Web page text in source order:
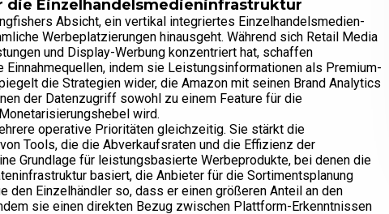
Einzelhandelsmedieninfrastruktur
Absicht, ein vertikal integriertes Einzelhandelsmedien-
Werbeplatzierungen hinausgeht. Während sich Retail Media
und Display-Werbung konzentriert hat, schaffen
indem sie Leistungsinformationen als Premium-
die Strategien wider, die Amazon mit seinen Brand Analytics
der Datenzugriff sowohl zu einem Feature für die
wird.
operative Prioritäten gleichzeitig. Sie stärkt die
Tools, die die Abverkaufsraten und die Effizienz der
Grundlage für leistungsbasierte Werbeprodukte, bei denen die
basiert, die Anbieter für die Sortimentsplanung
den Einzelhändler so, dass er einen größeren Anteil an den
sie einen direkten Bezug zwischen Plattform-Erkenntnissen